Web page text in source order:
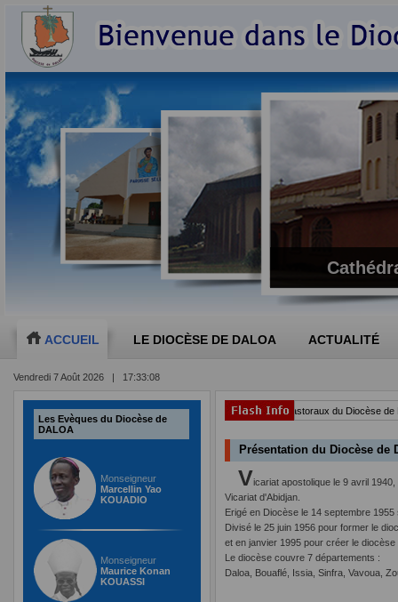
ACCUEIL LE DIOCÈSE DE DALOA ACTUALITÉ
Vendredi 7 Août 2026 | 17:33:09
Les Evèques du Diocèse de
DALOA
Monseigneur
Marcellin Yao
KOUADIO
Monseigneur
Maurice Konan
KOUASSI
. Aux Prêtres, religieux religieuses, laïcs et agents pastoraux du Diocèse de
Présentation du Diocèse de
Vicariat apostolique le 9 avril
Vicariat d'Abidjan.
Erigé en Diocèse le 14 septembre
Divisé le 25 juin 1956 pour former le
et en janvier 1995 pour créer le diocèse
Le diocèse couvre 7 départements :
Daloa, Bouaflé, Issia, Sinfra, Vavoua,